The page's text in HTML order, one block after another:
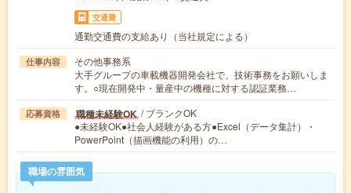
交通費
通勤交通費の支給あり（当社規定による）
仕事内容
その他事務系
大手グループの車載機器開発会社で、技術事務をお願いしま
す。○現在開発中・量産中の機種に対する認証業務…
応募資格 職種未経験OK / ブランクOK
●未経験OK●社会人経験がある方●Excel（データ集計）・
PowerPoint（描画機能の利用）の…
職場の雰囲気